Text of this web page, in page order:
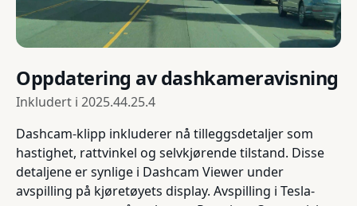
Oppdatering av dashkameravisning
Inkludert i 2025.44.25.4
Dashcam-klipp inkluderer nå tilleggsdetaljer som
hastighet, rattvinkel og selvkjørende tilstand. Disse
detaljene er synlige i Dashcam Viewer under
avspilling på kjøretøyets display. Avspilling i Tesla-